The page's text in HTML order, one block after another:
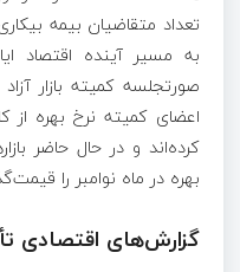
تعداد متقاضیان بیمه
به مسیر آینده اقتصاد
بهره در ماه نوامبر را
گزارش‌های اقتصادی